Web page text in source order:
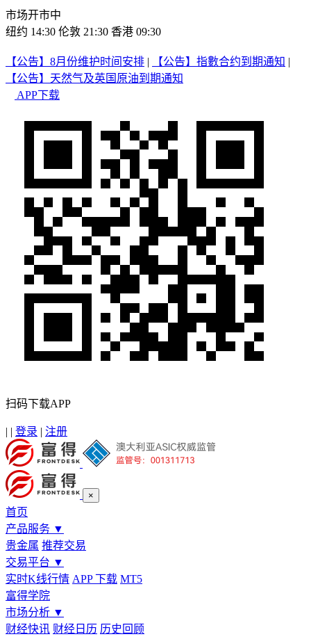
市场开市中
纽约 14:30 伦敦 21:30 香港 09:30
【公告】8月份维护时间安排 | 【公告】指數合约到期通知 |
【公告】天然气及英国原油到期通知
APP下载
扫码下载APP
| | 登录 | 注册
×
首页
产品服务 ▼
贵金属 推荐交易
交易平台 ▼
实时K线行情 APP 下载 MT5
富得学院
市场分析 ▼
财经快讯 财经日历 历史回顾